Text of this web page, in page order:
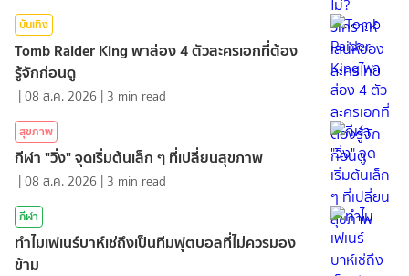
บันเทิง
Tomb Raider King พาส่อง 4 ตัวละครเอกที่ต้อง
รู้จักก่อนดู
|08 ส.ค. 2026 | 3 min read
สุขภาพ
กีฬา "วิ่ง" จุดเริ่มต้นเล็ก ๆ ที่เปลี่ยนสุขภาพ
|08 ส.ค. 2026 | 3 min read
กีฬา
ทำไมเฟเนร์บาห์เช่ถึงเป็นทีมฟุตบอลที่ไม่ควรมอง
ข้าม